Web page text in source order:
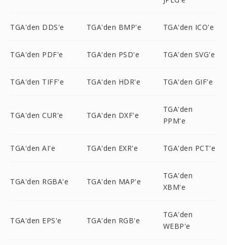
TGA'den DDS'e TGA'den BMP'e TGA'den ICO'e
TGA'den PDF'e TGA'den PSD'e TGA'den SVG'e
TGA'den TIFF'e TGA'den HDR'e TGA'den GIF'e
TGA'den CUR'e TGA'den DXF'e
TGA'den
PPM'e
TGA'den AI'e TGA'den EXR'e TGA'den PCT'e
TGA'den RGBA'e TGA'den MAP'e
TGA'den
XBM'e
TGA'den EPS'e TGA'den RGB'e
TGA'den
WEBP'e